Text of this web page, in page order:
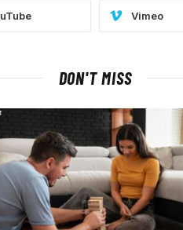
Vimeo
DON'T MISS